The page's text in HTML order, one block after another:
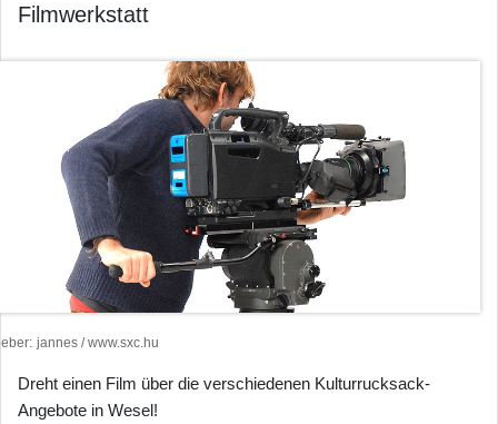
Filmwerkstatt
jannes / www.sxc.hu
Dreht einen Film über die verschiedenen Kulturrucksack-
Angebote in Wesel!